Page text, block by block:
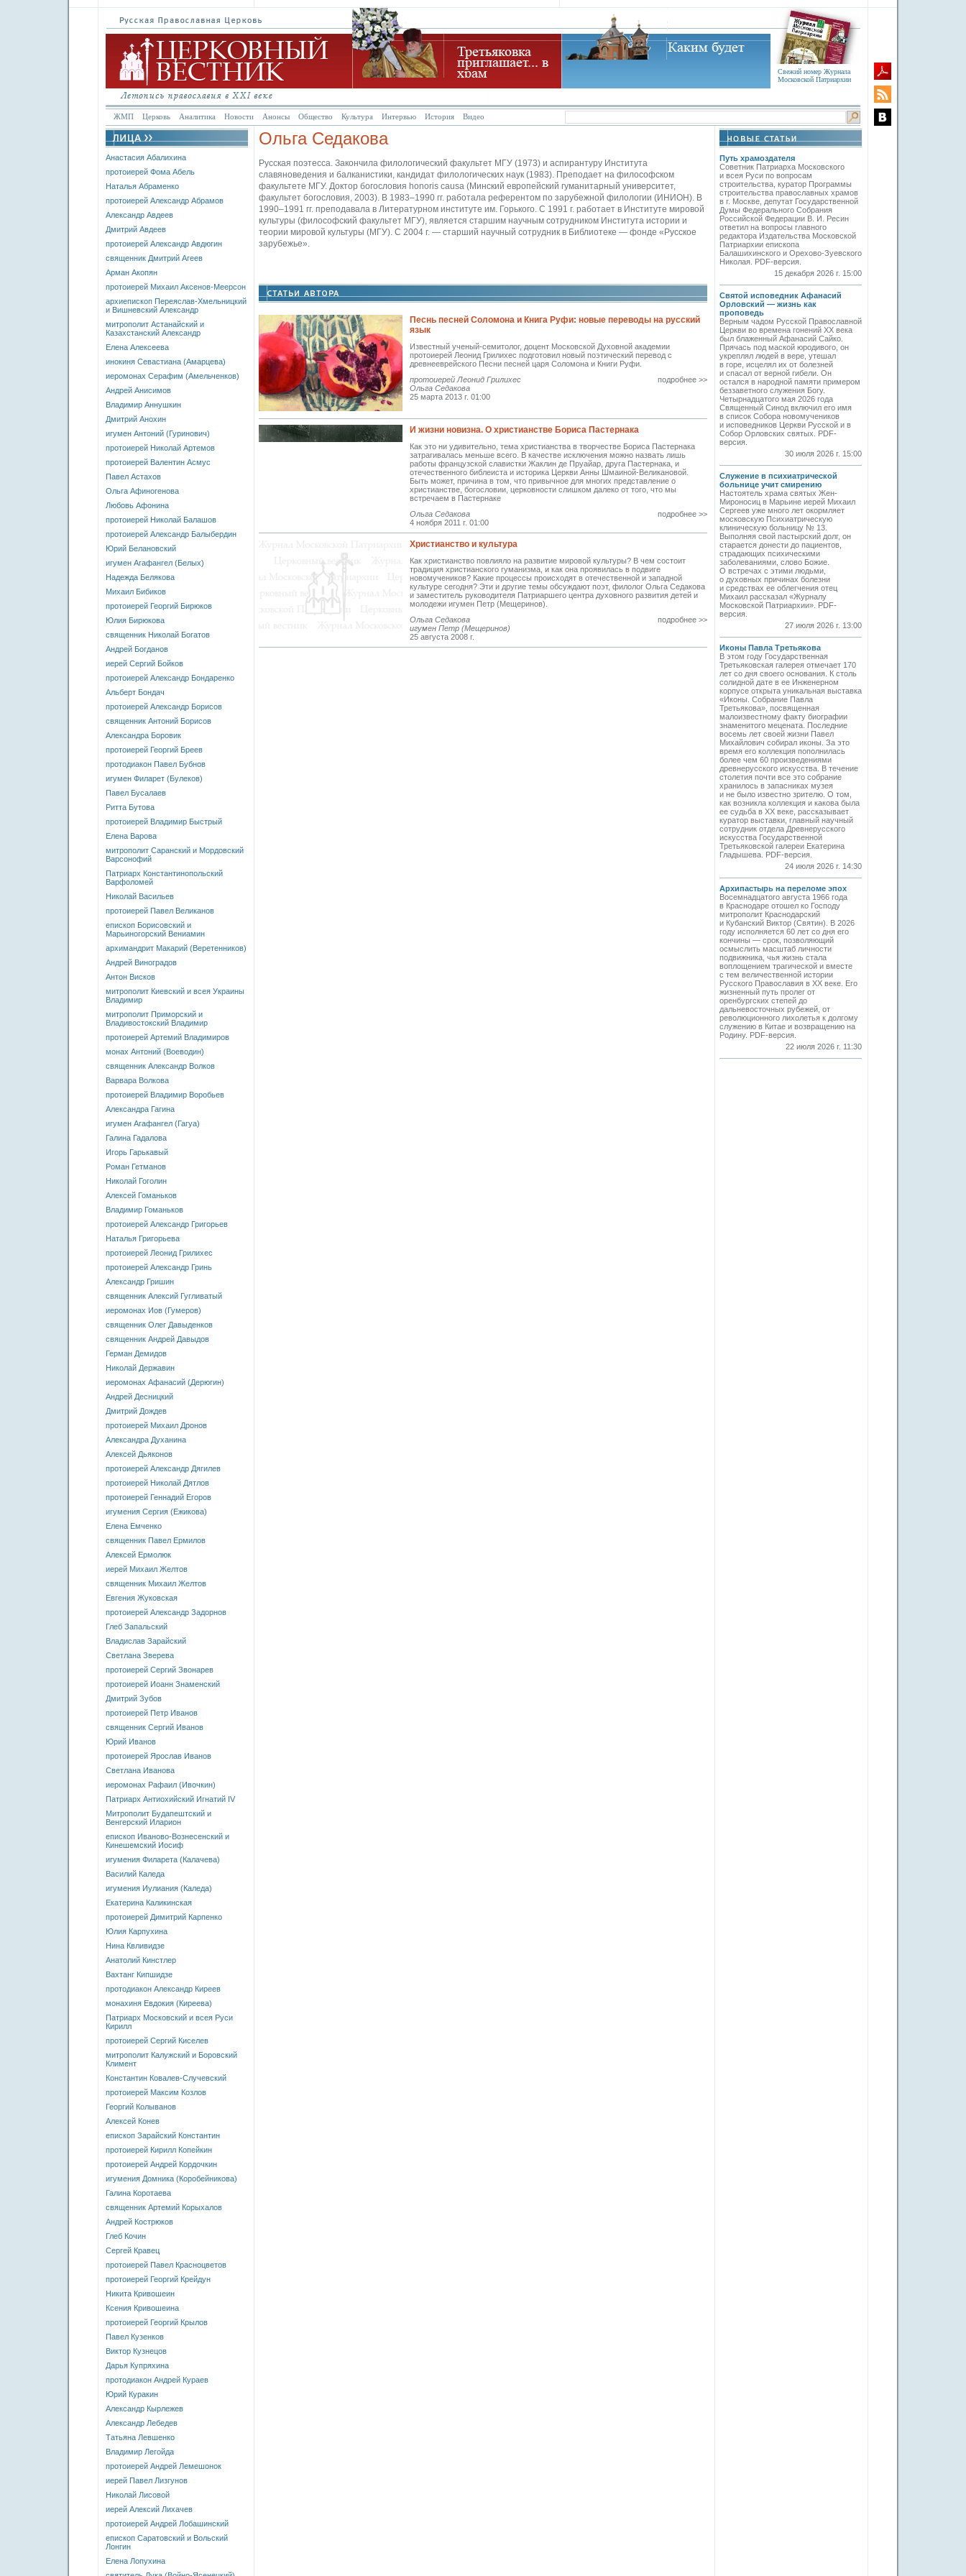
Свежий номер Журнала
Московской Патриархии
ЖМП Церковь Аналитика Новости Анонсы Общество Культура Интервью История Видео
Анастасия Абалихина
протоиерей Фома Абель
Наталья Абраменко
протоиерей Александр Абрамов
Александр Авдеев
Дмитрий Авдеев
протоиерей Александр Авдюгин
священник Дмитрий Агеев
Арман Акопян
протоиерей Михаил Аксенов-Меерсон
архиепископ Переяслав-Хмельницкий
и Вишневский Александр
митрополит Астанайский и
Казахстанский Александр
Елена Алексеева
инокиня Севастиана (Амарцева)
иеромонах Серафим (Амельченков)
Андрей Анисимов
Владимир Аннушкин
Дмитрий Анохин
игумен Антоний (Гуринович)
протоиерей Николай Артемов
протоиерей Валентин Асмус
Павел Астахов
Ольга Афиногенова
Любовь Афонина
протоиерей Николай Балашов
протоиерей Александр Балыбердин
Юрий Белановский
игумен Агафангел (Белых)
Надежда Белякова
Михаил Бибиков
протоиерей Георгий Бирюков
Юлия Бирюкова
священник Николай Богатов
Андрей Богданов
иерей Сергий Бойков
протоиерей Александр Бондаренко
Альберт Бондач
протоиерей Александр Борисов
священник Антоний Борисов
Александра Боровик
протоиерей Георгий Бреев
протодиакон Павел Бубнов
игумен Филарет (Булеков)
Павел Бусалаев
Ритта Бутова
протоиерей Владимир Быстрый
Елена Варова
митрополит Саранский и Мордовский
Варсонофий
Патриарх Константинопольский
Варфоломей
Николай Васильев
протоиерей Павел Великанов
епископ Борисовский и
Марьиногорский Вениамин
архимандрит Макарий (Веретенников)
Андрей Виноградов
Антон Висков
митрополит Киевский и всея Украины
Владимир
митрополит Приморский и
Владивостокский Владимир
протоиерей Артемий Владимиров
монах Антоний (Воеводин)
священник Александр Волков
Варвара Волкова
протоиерей Владимир Воробьев
Александра Гагина
игумен Агафангел (Гагуа)
Галина Гадалова
Игорь Гарькавый
Роман Гетманов
Николай Гоголин
Алексей Гоманьков
Владимир Гоманьков
протоиерей Александр Григорьев
Наталья Григорьева
протоиерей Леонид Грилихес
протоиерей Александр Гринь
Александр Гришин
священник Алексий Гугливатый
иеромонах Иов (Гумеров)
священник Олег Давыденков
священник Андрей Давыдов
Герман Демидов
Николай Державин
иеромонах Афанасий (Дерюгин)
Андрей Десницкий
Дмитрий Дождев
протоиерей Михаил Дронов
Александра Духанина
Алексей Дьяконов
протоиерей Александр Дягилев
протоиерей Николай Дятлов
протоиерей Геннадий Егоров
игумения Сергия (Ежикова)
Елена Емченко
священник Павел Ермилов
Алексей Ермолюк
иерей Михаил Желтов
священник Михаил Желтов
Евгения Жуковская
протоиерей Александр Задорнов
Глеб Запальский
Владислав Зарайский
Светлана Зверева
протоиерей Сергий Звонарев
протоиерей Иоанн Знаменский
Дмитрий Зубов
протоиерей Петр Иванов
священник Сергий Иванов
Юрий Иванов
протоиерей Ярослав Иванов
Светлана Иванова
иеромонах Рафаил (Ивочкин)
Патриарх Антиохийский Игнатий IV
Митрополит Будапештский и
Венгерский Иларион
епископ Иваново-Вознесенский и
Кинешемский Иосиф
игумения Филарета (Калачева)
Василий Каледа
игумения Иулиания (Каледа)
Екатерина Каликинская
протоиерей Димитрий Карпенко
Юлия Карпухина
Нина Квливидзе
Анатолий Кинстлер
Вахтанг Кипшидзе
протодиакон Александр Киреев
монахиня Евдокия (Киреева)
Патриарх Московский и всея Руси
Кирилл
протоиерей Сергий Киселев
митрополит Калужский и Боровский
Климент
Константин Ковалев-Случевский
протоиерей Максим Козлов
Георгий Колыванов
Алексей Конев
епископ Зарайский Константин
протоиерей Кирилл Копейкин
протоиерей Андрей Кордочкин
игумения Домника (Коробейникова)
Галина Коротаева
священник Артемий Корыхалов
Андрей Кострюков
Глеб Кочин
Сергей Кравец
протоиерей Павел Красноцветов
протоиерей Георгий Крейдун
Никита Кривошеин
Ксения Кривошеина
протоиерей Георгий Крылов
Павел Кузенков
Виктор Кузнецов
Дарья Купряхина
протодиакон Андрей Кураев
Юрий Куракин
Александр Кырлежев
Александр Лебедев
Татьяна Левшенко
Владимир Легойда
протоиерей Андрей Лемешонок
иерей Павел Лизгунов
Николай Лисовой
иерей Алексий Лихачев
протоиерей Андрей Лобашинский
епископ Саратовский и Вольский
Лонгин
Елена Лопухина
Ольга Седакова
Русская поэтесса. Закончила филологический факультет МГУ (1973) и аспирантуру Института
славяноведения и балканистики, кандидат филологических наук (1983). Преподает на философском
факультете МГУ. Доктор богословия honoris causa (Минский европейский гуманитарный университет,
факультет богословия, 2003). В 1983–1990 гг. работала референтом по зарубежной филологии (ИНИОН). В
1990–1991 гг. преподавала в Литературном институте им. Горького. С 1991 г. работает в Институте мировой
культуры (философский факультет МГУ), является старшим научным сотрудником Института истории и
теории мировой культуры (МГУ). С 2004 г. — старший научный сотрудник в Библиотеке — фонде «Русское
зарубежье».
Песнь песней Соломона и Книга Руфи: новые переводы на русский
язык
Известный ученый-семитолог, доцент Московской Духовной академии
протоиерей Леонид Грилихес подготовил новый поэтический перевод с
древнееврейского Песни песней царя Соломона и Книги Руфи.
протоиерей Леонид Грилихес
Ольга Седакова
25 марта 2013 г. 01:00
подробнее >>
И жизни новизна. О христианстве Бориса Пастернака
Как это ни удивительно, тема христианства в творчестве Бориса Пастернака
затрагивалась меньше всего. В качестве исключения можно назвать лишь
работы французской славистки Жаклин де Пруайар, друга Пастернака, и
отечественного библеиста и историка Церкви Анны Шмаиной-Великановой.
Быть может, причина в том, что привычное для многих представление о
христианстве, богословии, церковности слишком далеко от того, что мы
встречаем в Пастернаке
Ольга Седакова
4 ноября 2011 г. 01:00
подробнее >>
Христианство и культура
Как христианство повлияло на развитие мировой культуры? В чем состоит
традиция христианского гуманизма, и как она проявилась в подвиге
новомучеников? Какие процессы происходят в отечественной и западной
культуре сегодня? Эти и другие темы обсуждают поэт, филолог Ольга Седакова
и заместитель руководителя Патриаршего центра духовного развития детей и
молодежи игумен Петр (Мещеринов).
Ольга Седакова
игумен Петр (Мещеринов)
25 августа 2008 г.
подробнее >>
Путь храмоздателя
Советник Патриарха Московского
и всея Руси по вопросам
строительства, куратор Программы
строительства православных храмов
в г. Москве, депутат Государственной
Думы Федерального Собрания
Российской Федерации В. И. Ресин
ответил на вопросы главного
редактора Издательства Московской
Патриархии епископа
Балашихинского и Орехово-Зуевского
Николая. PDF-версия.
15 декабря 2026 г. 15:00
Святой исповедник Афанасий
Орловский — жизнь как
проповедь
Верным чадом Русской Православной
Церкви во времена гонений XX века
был блаженный Афанасий Сайко.
Прячась под маской юродивого, он
укреплял людей в вере, утешал
в горе, исцелял их от болезней
и спасал от верной гибели. Он
остался в народной памяти примером
беззаветного служения Богу.
Четырнадцатого мая 2026 года
Священный Синод включил его имя
в список Собора новомучеников
и исповедников Церкви Русской и в
Собор Орловских святых. PDF-
версия.
30 июля 2026 г. 15:00
Служение в психиатрической
больнице учит смирению
Настоятель храма святых Жен-
Мироносиц в Марьине иерей Михаил
Сергеев уже много лет окормляет
московскую Психиатрическую
клиническую больницу № 13.
Выполняя свой пастырский долг, он
старается донести до пациентов,
страдающих психическими
заболеваниями, слово Божие.
О встречах с этими людьми,
о духовных причинах болезни
и средствах ее облегчения отец
Михаил рассказал «Журналу
Московской Патриархии». PDF-
версия.
27 июля 2026 г. 13:00
Иконы Павла Третьякова
В этом году Государственная
Третьяковская галерея отмечает 170
лет со дня своего основания. К столь
солидной дате в ее Инженерном
корпусе открыта уникальная выставка
«Иконы. Собрание Павла
Третьякова», посвященная
малоизвестному факту биографии
знаменитого мецената. Последние
восемь лет своей жизни Павел
Михайлович собирал иконы. За это
время его коллекция пополнилась
более чем 60 произведениями
древнерусского искусства. В течение
столетия почти все это собрание
хранилось в запасниках музея
и не было известно зрителю. О том,
как возникла коллекция и какова была
ее судьба в ХХ веке, рассказывает
куратор выставки, главный научный
сотрудник отдела Древнерусского
искусства Государственной
Третьяковской галереи Екатерина
Гладышева. PDF-версия.
24 июля 2026 г. 14:30
Архипастырь на переломе эпох
Восемнадцатого августа 1966 года
в Краснодаре отошел ко Господу
митрополит Краснодарский
и Кубанский Виктор (Святин). В 2026
году исполняется 60 лет со дня его
кончины — срок, позволяющий
осмыслить масштаб личности
подвижника, чья жизнь стала
воплощением трагической и вместе
с тем величественной истории
Русского Православия в XX веке. Его
жизненный путь пролег от
оренбургских степей до
дальневосточных рубежей, от
революционного лихолетья к долгому
служению в Китае и возвращению на
Родину. PDF-версия.
22 июля 2026 г. 11:30